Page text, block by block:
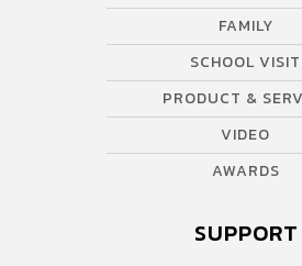
Contact US
บริษัท เอเอ็มอี อิมเมจิเนที
ในเครือ บริษัท อมรินทร์ คอร์เปอเรชั่
Tel : 0-2422-9999 ต่อ
สนใจลงโฆษณากับเว็บไซต์
Tel : 02-422-9999 ต่อ
Report an issue or